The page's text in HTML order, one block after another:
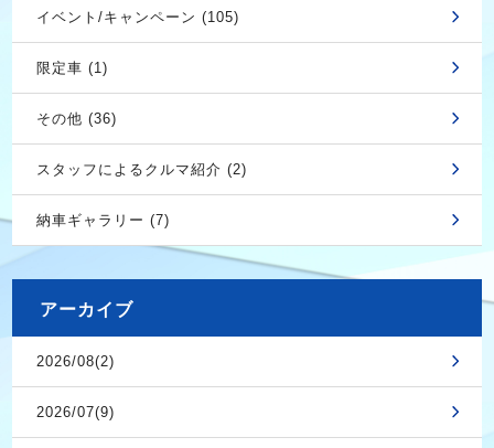
イベント/キャンペーン (105)
限定車 (1)
その他 (36)
スタッフによるクルマ紹介 (2)
納車ギャラリー (7)
アーカイブ
2026/08(2)
2026/07(9)